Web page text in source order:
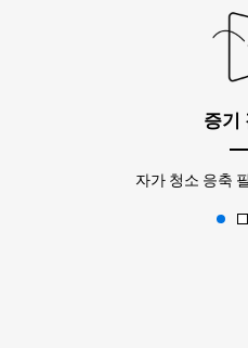
증기
자가 청소 응축